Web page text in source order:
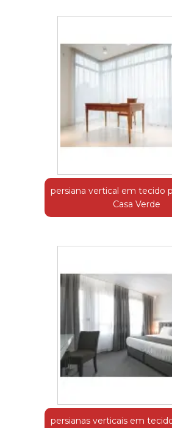
persiana vertical em tecido
Casa Verde
persianas verticais em